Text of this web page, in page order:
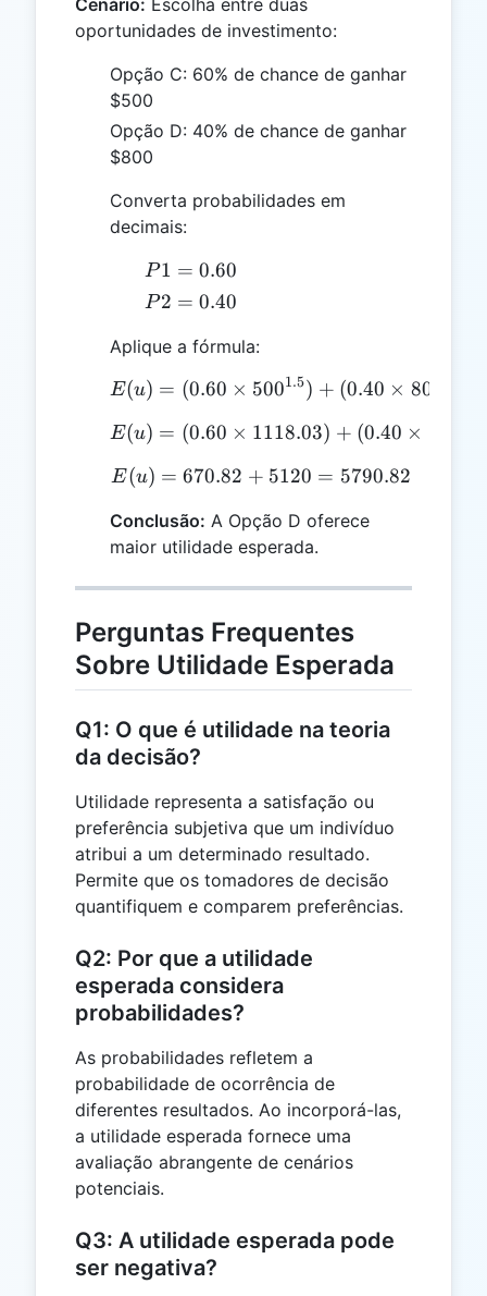
Cenário: Escolha entre duas
oportunidades de investimento:
Opção C: 60% de chance de ganhar
$500
Opção D: 40% de chance de ganhar
$800
Converta probabilidades em
decimais:
P1
=
P1 = 0.60
P2
0.40
P2 = 0.40
Aplique a fórmula:
E(u) = (0.60 \times
E(u) = (0.60 × 5001.5) + (0.40 × 80
E(u) = (0.60 \times
E(u) = (0.60 × 1118.03) + (0.40 ×
E(u) = 670.82 + 5120 =
E(u) = 670.82 + 5120 = 5790.82
Conclusão: A Opção D oferece
maior utilidade esperada.
Perguntas Frequentes
Sobre Utilidade Esperada
Q1: O que é utilidade na teoria
da decisão?
Utilidade representa a satisfação ou
preferência subjetiva que um indivíduo
atribui a um determinado resultado.
Permite que os tomadores de decisão
quantifiquem e comparem preferências.
Q2: Por que a utilidade
esperada considera
probabilidades?
As probabilidades refletem a
probabilidade de ocorrência de
diferentes resultados. Ao incorporá-las,
a utilidade esperada fornece uma
avaliação abrangente de cenários
potenciais.
Q3: A utilidade esperada pode
ser negativa?